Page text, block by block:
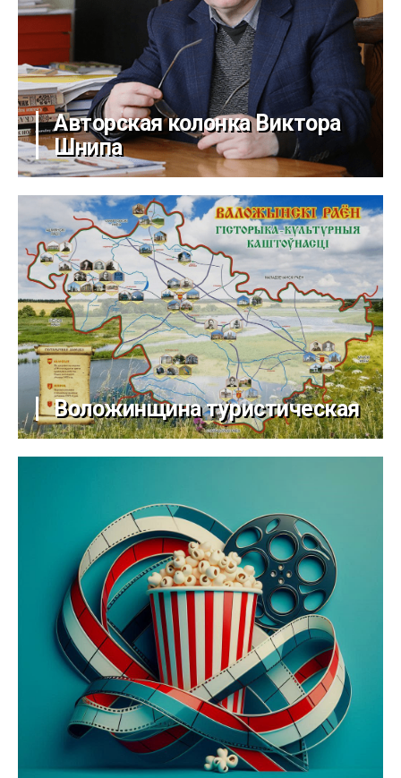
Авторская колонка Виктора
Шнипа
Воложинщина туристическая